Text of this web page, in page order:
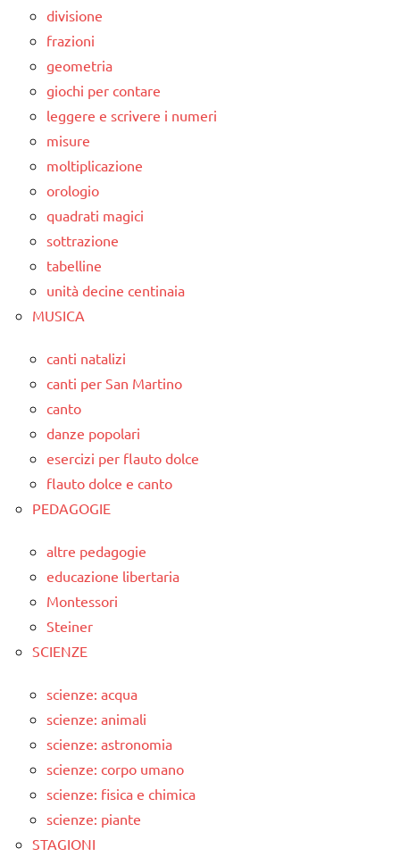
divisione
frazioni
geometria
giochi per contare
leggere e scrivere i numeri
misure
moltiplicazione
orologio
quadrati magici
sottrazione
tabelline
unità decine centinaia
MUSICA
canti natalizi
canti per San Martino
canto
danze popolari
esercizi per flauto dolce
flauto dolce e canto
PEDAGOGIE
altre pedagogie
educazione libertaria
Montessori
Steiner
SCIENZE
scienze: acqua
scienze: animali
scienze: astronomia
scienze: corpo umano
scienze: fisica e chimica
scienze: piante
STAGIONI